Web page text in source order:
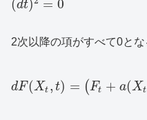
(dt) = 0
2次以降の項がすべて0と
dF(Xt , t) = (Ft + a(Xt